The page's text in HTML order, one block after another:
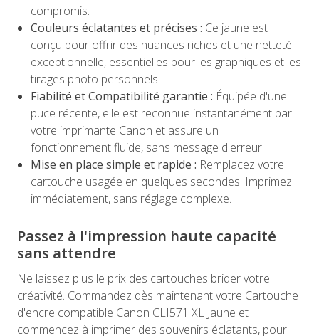
compromis.
Couleurs éclatantes et précises : Ce jaune est
conçu pour offrir des nuances riches et une netteté
exceptionnelle, essentielles pour les graphiques et les
tirages photo personnels.
Fiabilité et Compatibilité garantie : Équipée d'une
puce récente, elle est reconnue instantanément par
votre imprimante Canon et assure un
fonctionnement fluide, sans message d'erreur.
Mise en place simple et rapide : Remplacez votre
cartouche usagée en quelques secondes. Imprimez
immédiatement, sans réglage complexe.
Passez à l'impression haute capacité
sans attendre
Ne laissez plus le prix des cartouches brider votre
créativité. Commandez dès maintenant votre Cartouche
d'encre compatible Canon CLI571 XL Jaune et
commencez à imprimer des souvenirs éclatants, pour